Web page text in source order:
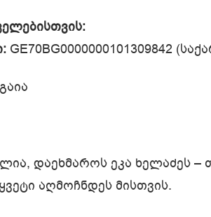
GE70BG0000000101309842
დაეხმაროს ეკა ხელაძეს
აღმოჩნდეს მისთვის.